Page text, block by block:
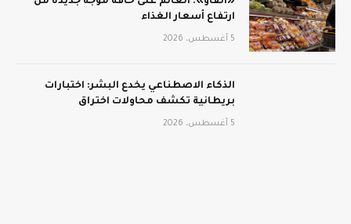
ارتفاع أسعار الغذاء
5 أغسطس، 2026
الذكاء الاصطناعي يخدع البشر: اختبارات
بريطانية تكشف محاولات اختراق
5 أغسطس، 2026